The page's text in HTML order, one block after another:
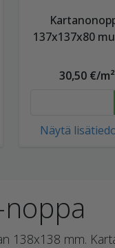
137x137x80
30,50 €/m²
Näytä
138x138 mm.